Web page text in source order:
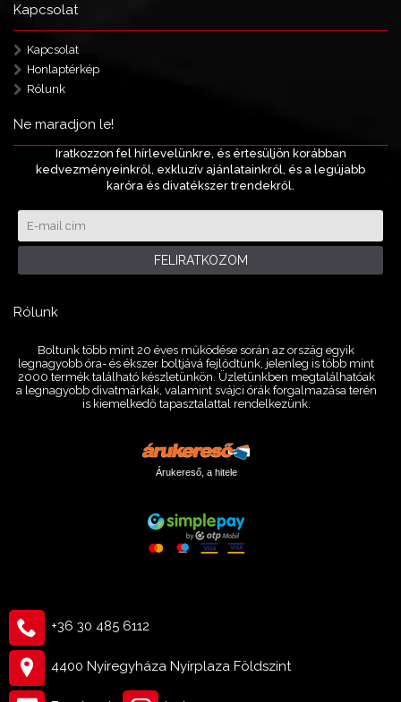
Kapcsolat
Kapcsolat
Honlaptérkép
Rólunk
Ne maradjon le!
Iratkozzon fel hírlevelünkre, és értesüljön korábban
kedvezményeinkről, exkluzív ajánlatainkról, és a legújabb
karóra és divatékszer trendekről.
FELIRATKOZOM
Rólunk
Boltunk több mint 20 éves működése során az ország egyik
legnagyobb óra- és ékszer boltjává fejlődtünk, jelenleg is több mint
2000 termék található készletünkön. Üzletünkben megtalálhatóak
a legnagyobb divatmárkák, valamint svájci órák forgalmazása terén
is kiemelkedő tapasztalattal rendelkezünk.
Árukereső, a hitele
+36 30 485 6112
4400 Nyíregyháza Nyírplaza Földszint